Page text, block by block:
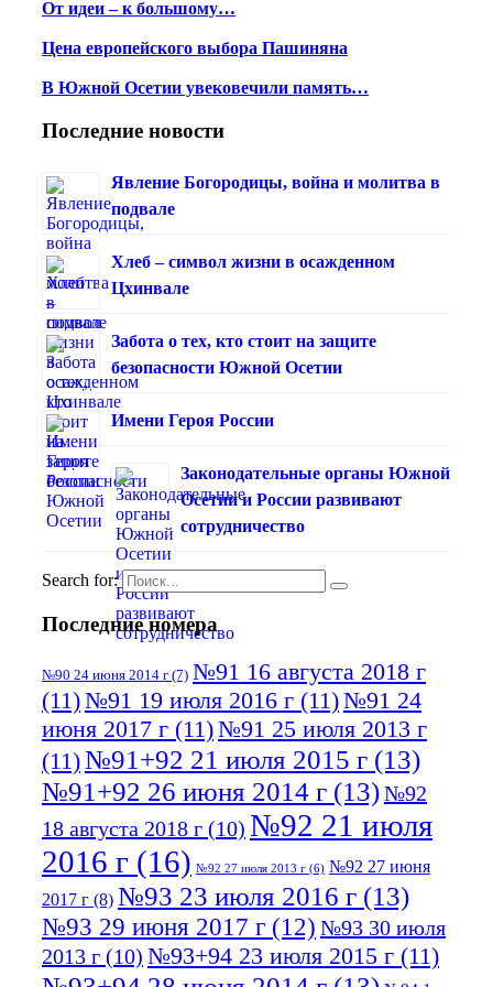
От идеи – к большому…
Цена европейского выбора Пашиняна
В Южной Осетии увековечили память…
Последние новости
Явление Богородицы, война и молитва в
подвале
Хлеб – символ жизни в осажденном
Цхинвале
Забота о тех, кто стоит на защите
безопасности Южной Осетии
Имени Героя России
Законодательные органы Южной
Осетии и России развивают
сотрудничество
Search for:
Последние номера
№90 24 июня 2014 г (7) №91 16 августа 2018 г
(11)№91 19 июля 2016 г (11)№91 24
июня 2017 г (11)№91 25 июля 2013 г
(11)№91+92 21 июля 2015 г (13)
№91+92 26 июня 2014 г (13)№92
18 августа 2018 г (10) №92 21 июля
2016 г (16) №92 27 июля 2013 г (6) №92 27 июня
2017 г (8) №93 23 июля 2016 г (13)
№93 29 июня 2017 г (12) №93 30 июля
2013 г (10) №93+94 23 июля 2015 г (11)